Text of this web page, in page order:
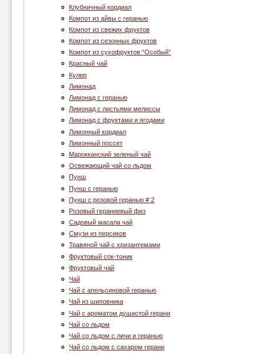
Клубничный кордиал
Компот из айвы с геранью
Компот из свежих фруктов
Компот из сезонных фруктов
Компот из сухофруктов “Особый”
Красный чай
Кулер
Лимонад
Лимонад с геранью
Лимонад с листьями мелиссы
Лимонад с фруктами и ягодами
Лимонный кордиал
Лимонный поссет
Марокканский зеленый чай
Освежающий чай со льдом
Пунш
Пунш с геранью
Пунш с розовой геранью # 2
Розовый гераниевый физ
Садовый масала чай
Смузи из персиков
Травяной чай с хризантемами
Фруктовый сок-тоник
Фруктовый чай
Чай
Чай c апельсиновой геранью
Чай из шиповника
Чай с ароматом душистой герани
Чай со льдом
Чай со льдом с личи и геранью
Чай со льдом с сахаром герани